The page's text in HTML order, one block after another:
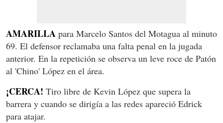
AMARILLA para Marcelo Santos del Motagua al minuto
69. El defensor reclamaba una falta penal en la jugada
anterior. En la repetición se observa un leve roce de Patón
al 'Chino' López en el área.
¡CERCA! Tiro libre de Kevin López que supera la
barrera y cuando se dirigía a las redes apareció Edrick
para atajar.